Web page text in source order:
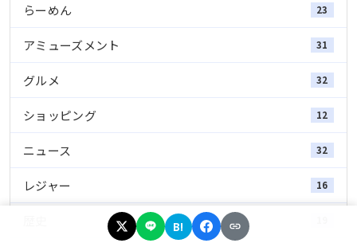
B!
らーめん 23
アミューズメント 31
グルメ 32
ショッピング 12
ニュース 32
レジャー 16